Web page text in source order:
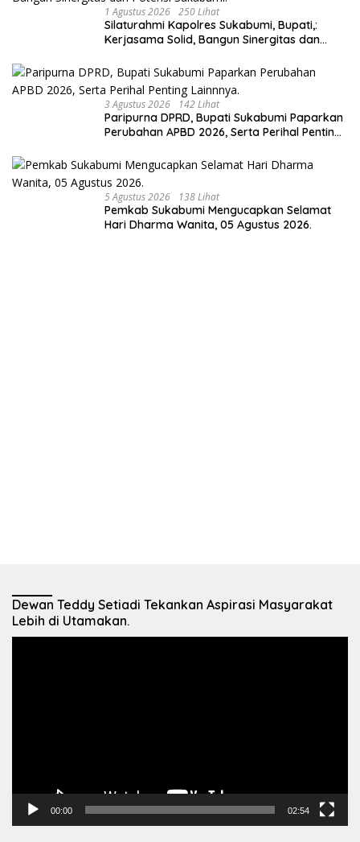
1 Agustus 2026 250 Lihat
Silaturahmi Kapolres Sukabumi, Bupati,:
Kerjasama Solid, Bangun Sinergitas dan
3 Agustus 2026 142 Lihat
Paripurna DPRD, Bupati Sukabumi Paparkan
Perubahan APBD 2026, Serta Perihal Penting
5 Agustus 2026 138 Lihat
Pemkab Sukabumi Mengucapkan Selamat
Hari Dharma Wanita, 05 Agustus 2026.
Dewan Teddy Setiadi Tekankan Aspirasi Masyarakat
Lebih di Utamakan.
00:00 02:54